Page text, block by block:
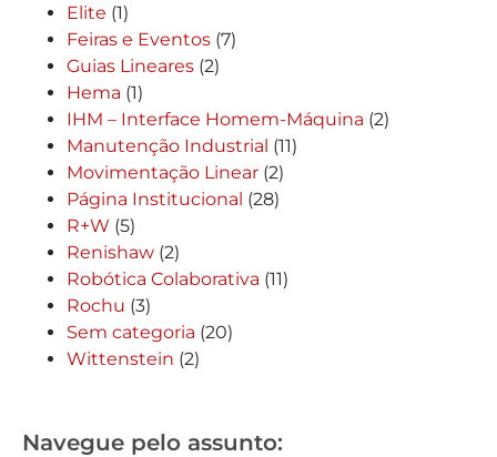
Elite (1)
Feiras e Eventos (7)
Guias Lineares (2)
Hema (1)
IHM – Interface Homem-Máquina (2)
Manutenção Industrial (11)
Movimentação Linear (2)
Página Institucional (28)
R+W (5)
Renishaw (2)
Robótica Colaborativa (11)
Rochu (3)
Sem categoria (20)
Wittenstein (2)
Navegue pelo assunto: